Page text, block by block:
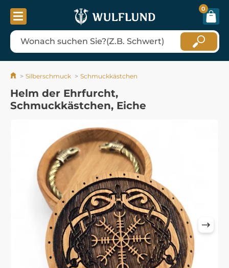
0
Silberschmuck Schmuckkästchen
Helm der Ehrfurcht,
Schmuckkästchen, Eiche